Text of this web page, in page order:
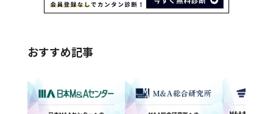
おすすめ記事